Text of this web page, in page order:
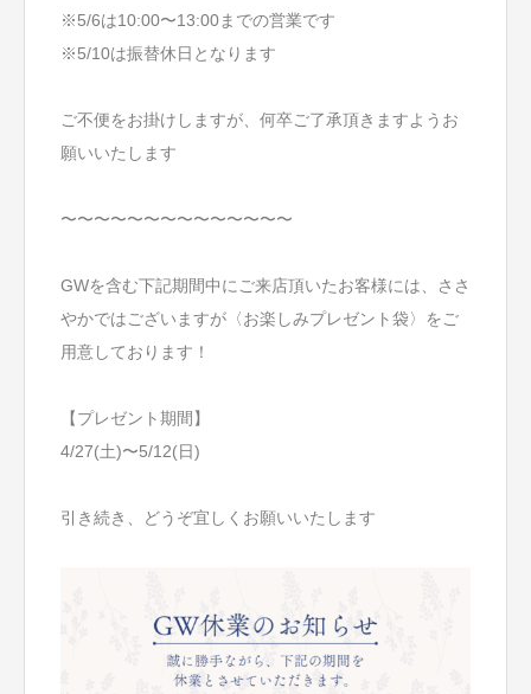
※5/6は10:00〜13:00までの営業です
※5/10は振替休日となります
ご不便をお掛けしますが、何卒ご了承頂きますようお
願いいたします
〜〜〜〜〜〜〜〜〜〜〜〜〜〜
GWを含む下記期間中にご来店頂いたお客様には、ささ
やかではございますが〈お楽しみプレゼント袋〉をご
用意しております！
【プレゼント期間】
4/27(土)〜5/12(日)
引き続き、どうぞ宜しくお願いいたします